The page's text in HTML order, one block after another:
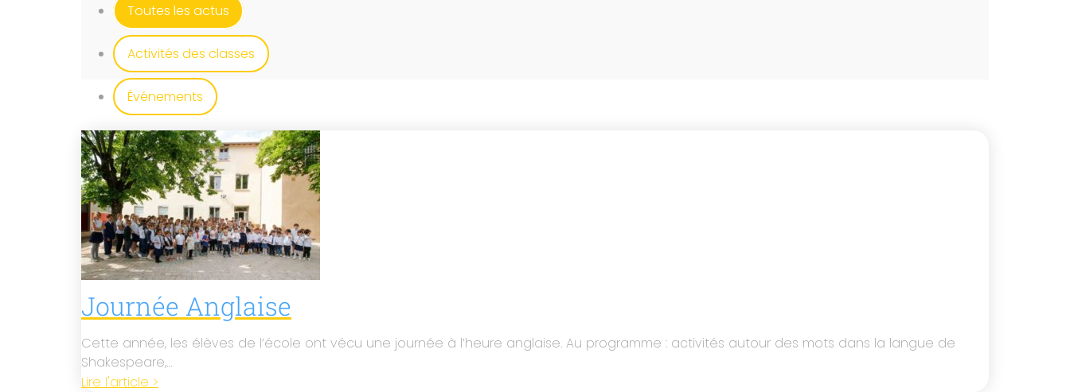
Toutes les actus
Activités des classes
Événements
Journée Anglaise
Cette année, les élèves de l’école ont vécu une journée à l’heure anglaise. Au programme : activités autour des mots dans la langue de
Shakespeare,…
Lire l'article >